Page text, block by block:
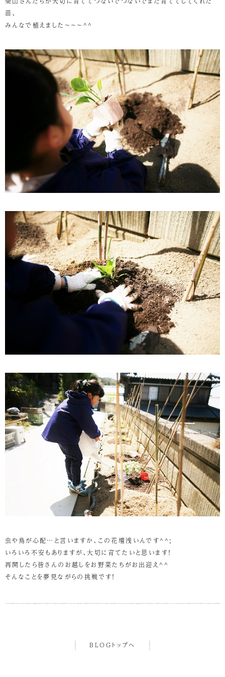
苗、
みんなで植えました～～～^^
虫や鳥が心配…と言いますか、この花壇浅いんです^^;
いろいろ不安もありますが、大切に育てたいと思います！
再開したら皆さんのお越しをお野菜たちがお出迎え^^
そんなことを夢見ながらの挑戦です！
BLOGトップへ